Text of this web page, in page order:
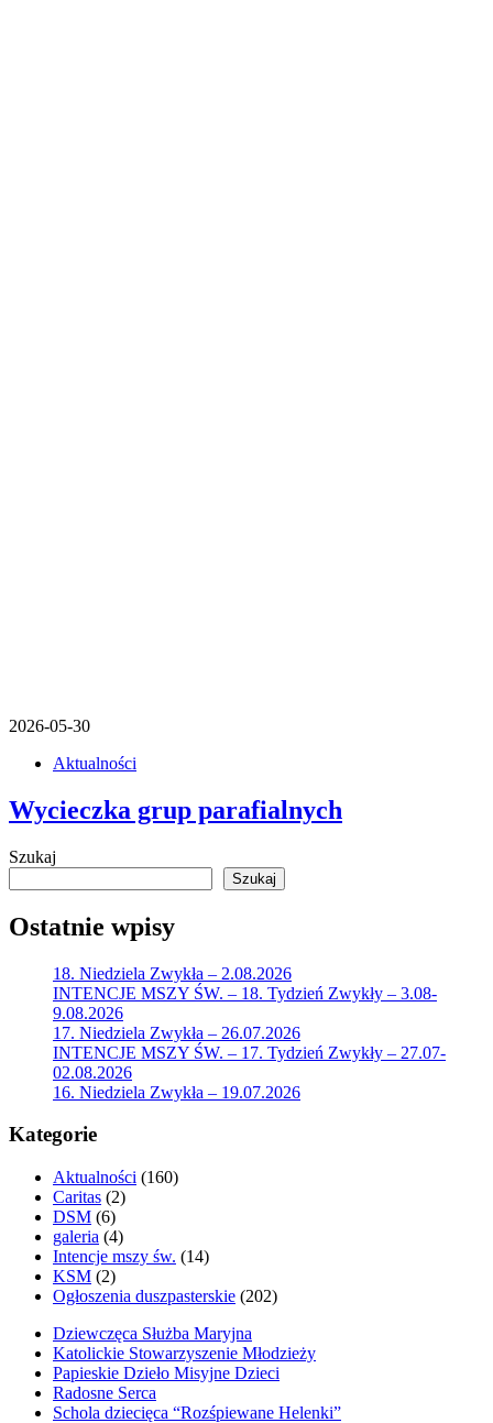
2026-05-30
Aktualności
Wycieczka grup parafialnych
Szukaj
Szukaj
Ostatnie wpisy
18. Niedziela Zwykła – 2.08.2026
INTENCJE MSZY ŚW. – 18. Tydzień Zwykły – 3.08-
9.08.2026
17. Niedziela Zwykła – 26.07.2026
INTENCJE MSZY ŚW. – 17. Tydzień Zwykły – 27.07-
02.08.2026
16. Niedziela Zwykła – 19.07.2026
Kategorie
Aktualności (160)
Caritas (2)
DSM (6)
galeria (4)
Intencje mszy św. (14)
KSM (2)
Ogłoszenia duszpasterskie (202)
Dziewczęca Służba Maryjna
Katolickie Stowarzyszenie Młodzieży
Papieskie Dzieło Misyjne Dzieci
Radosne Serca
Schola dziecięca “Rozśpiewane Helenki”